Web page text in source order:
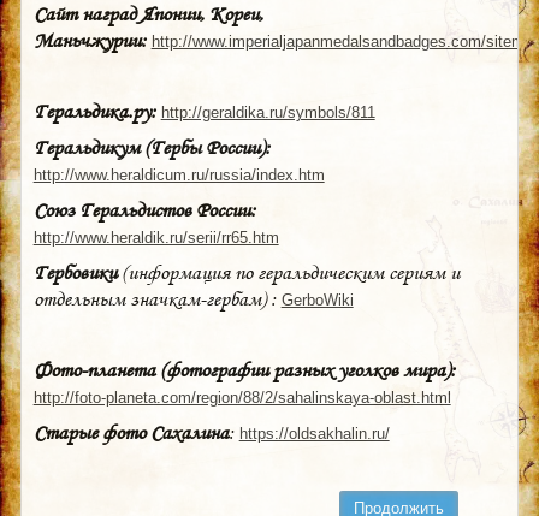
Сайт наград Японии, Кореи,
Маньчжурии: http://www.imperialjapanmedalsandbadges.com/
Геральдика.ру: http://geraldika.ru/symbols/811
Геральдикум (Гербы России):
http://www.heraldicum.ru/russia/index.htm
Союз Геральдистов России:
http://www.heraldik.ru/serii/rr65.htm
Гербовики(информация по геральдическим сериям и
отдельным значкам-гербам) : GerboWiki
Фото-планета (фотографии разных уголков мира):
http://foto-planeta.com/region/88/2/sahalinskaya-oblast.html
Старые фото Сахалина: https://oldsakhalin.ru/
Продолжить